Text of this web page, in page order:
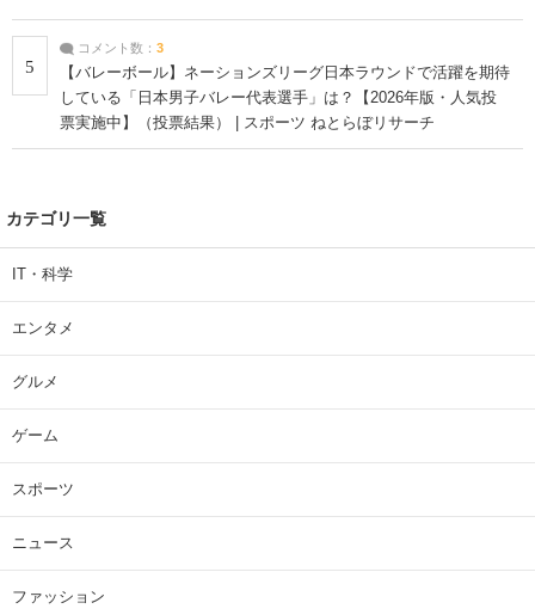
5
コメント数： 3
【バレーボール】ネーションズリーグ日本ラウンドで活躍を期待
している「日本男子バレー代表選手」は？【2026年版・人気投
票実施中】（投票結果） | スポーツ ねとらぼリサーチ
カテゴリ一覧
IT・科学
エンタメ
グルメ
ゲーム
スポーツ
ニュース
ファッション